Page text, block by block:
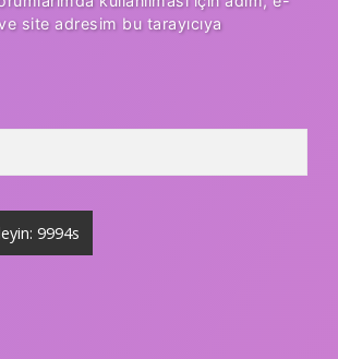
site adresim bu tarayıcıya